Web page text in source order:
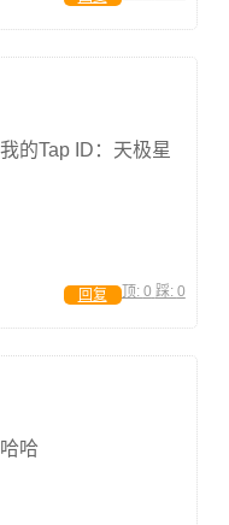
的Tap ID：天极星
顶: 0 踩: 0
回复
哈